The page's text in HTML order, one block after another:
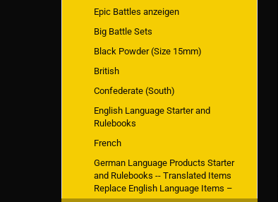
Epic Battles anzeigen
Big Battle Sets
Black Powder (Size 15mm)
British
Confederate (South)
English Language Starter and
Rulebooks
French
German Language Products Starter
and Rulebooks -- Translated Items
Replace English Language Items –